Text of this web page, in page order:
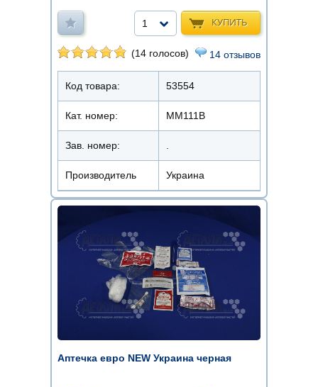
КУПИТЬ
1
(14 голосов) 14 отзывов
Код товара: 53554
Кат. номер: ММ111В
Зав. номер:
Производитель Украина
Аптечка евро NEW Украина черная